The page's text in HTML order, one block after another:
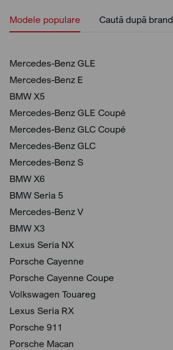
Modele populare Caută după brand
Mercedes-Benz GLE
Mercedes-Benz E
BMW X5
Mercedes-Benz GLE Coupé
Mercedes-Benz GLC Coupé
Mercedes-Benz GLC
Mercedes-Benz S
BMW X6
BMW Seria 5
Mercedes-Benz V
BMW X3
Lexus Seria NX
Porsche Cayenne
Porsche Cayenne Coupe
Volkswagen Touareg
Lexus Seria RX
Porsche 911
Porsche Macan